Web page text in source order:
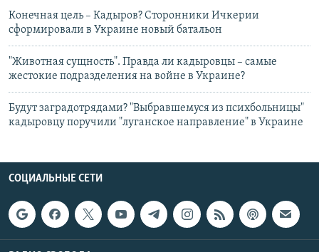
Конечная цель – Кадыров? Сторонники Ичкерии
сформировали в Украине новый батальон
"Животная сущность". Правда ли кадыровцы – самые
жестокие подразделения на войне в Украине?
Будут заградотрядами? "Выбравшемуся из психбольницы"
кадыровцу поручили "луганское направление" в Украине
СОЦИАЛЬНЫЕ СЕТИ